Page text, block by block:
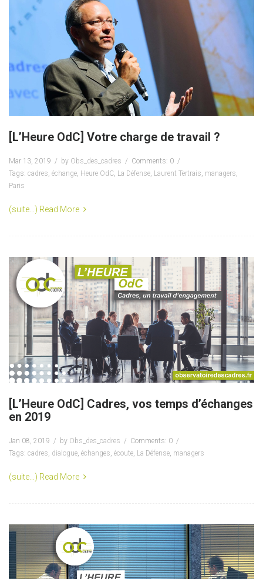
[L’Heure OdC] Votre charge de travail ?
Mar 13, 2019 by Obs_des_cadres
Comments: 0
Tags: cadres échange Heure OdC La Défense Laurent Tertrais managers
Paris
(suite…) Read More
[L’Heure OdC] Cadres, vos temps d’échanges
en 2019
Jan 08, 2019 by Obs_des_cadres
Comments: 0
Tags: cadres, dialogue, échanges, écoute, La Défense, managers
(suite…) Read More